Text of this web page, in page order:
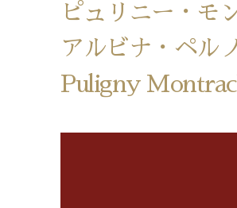
ピュリニー・モ
アルビナ・ペル
Puligny